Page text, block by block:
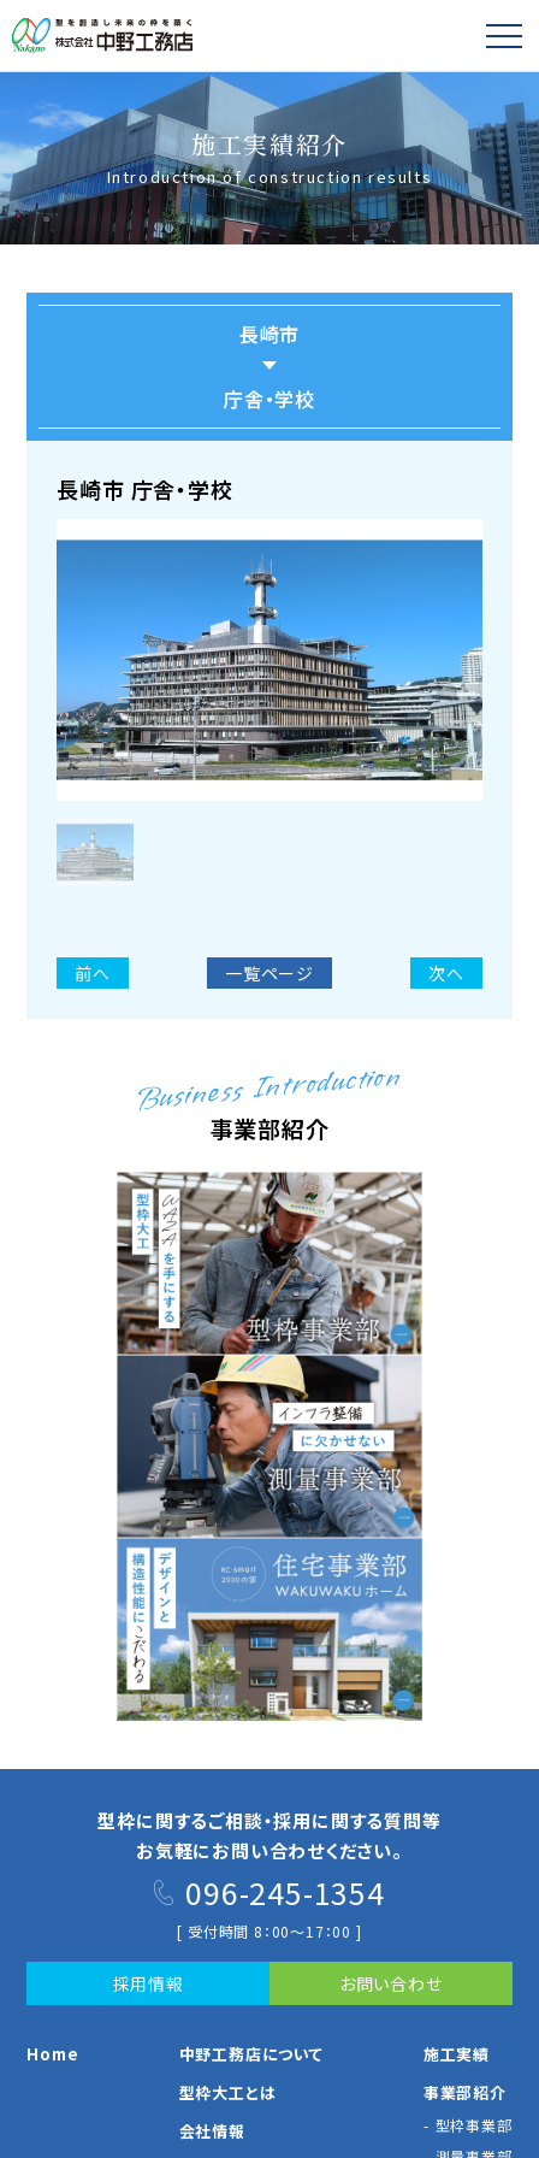
施工実績紹介
Introduction of construction results
長崎市
庁舎・学校
長崎市 庁舎・学校
前へ 一覧ページ 次へ
Business Introduction
事業部紹介
型枠に関するご相談・採用に関する質問等
お気軽にお問い合わせください。
096-245-1354
[ 受付時間 8：00～17：00 ]
採⽤情報 お問い合わせ
Home
中野⼯務店について
型枠⼤⼯とは
会社情報
施⼯実績
事業部紹介
型枠事業部